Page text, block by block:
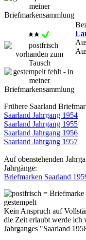
Frühere Saarland
Saarland Jahrgang 1954
Saarland Jahrgang 1955
Saarland Jahrgang 1956
Saarland Jahrgang 1957
Auf obenstehenden
Jahrgänge:
Briefmarken Saarland
= Briefmarke
gestempelt
Kein Anspruch auf
die Zeit erlaubt werde ich
Jahrganges "Saarland